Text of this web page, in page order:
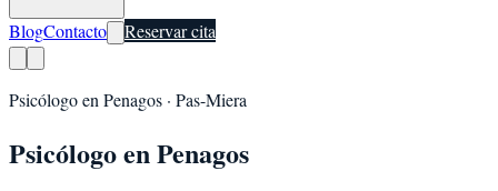
BlogContacto Reservar cita
Psicólogo en Penagos · Pas-Miera
Psicólogo enPenagos